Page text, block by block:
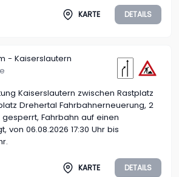
KARTE DETAILS
- Kaiserslautern
Kaiserslautern zwischen Rastplatz
Drehertal Fahrbahnerneuerung, 2
Fahrbahn auf einen
von 06.08.2026 17:30 Uhr bis
KARTE DETAILS